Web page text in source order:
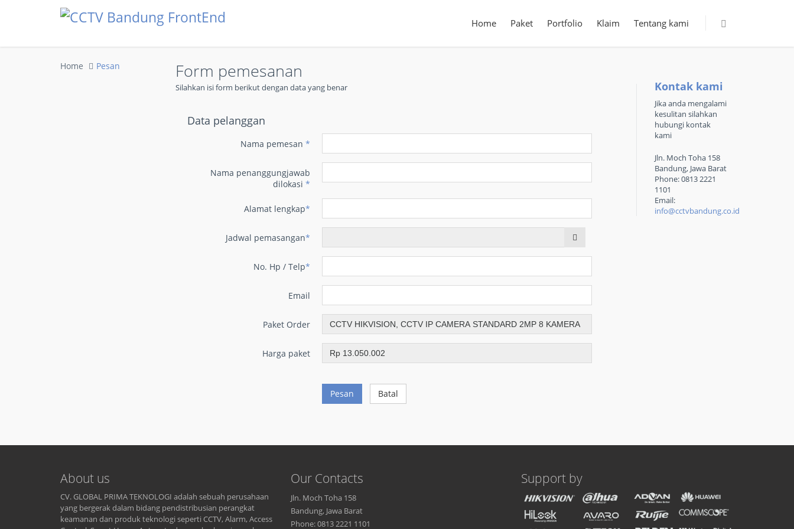
Home Paket Portfolio Klaim Tentang kami
Home Pesan Form pemesanan
Silahkan isi form berikut dengan data yang benar
Data pelanggan
Nama pemesan*
Nama penanggungjawab
dilokasi*
Alamat lengkap*
Jadwal pemasangan*
No. Hp / Telp*
Email
Paket Order
Harga paket
Pesan Batal
Kontak kami
Jika anda mengalami
kesulitan silahkan
hubungi kontak
kami
Jln. Moch Toha 158
Bandung, Jawa Barat
Phone: 0813 2221
1101
Email:
info@cctvbandung.co.id
About us
CV. GLOBAL PRIMA TEKNOLOGI adalah sebuah perusahaan
yang bergerak dalam bidang pendistribusian perangkat
keamanan dan produk teknologi seperti CCTV, Alarm, Access
Our Contacts
Jln. Moch Toha 158
Bandung, Jawa Barat
Phone: 0813 2221 1101
Support by